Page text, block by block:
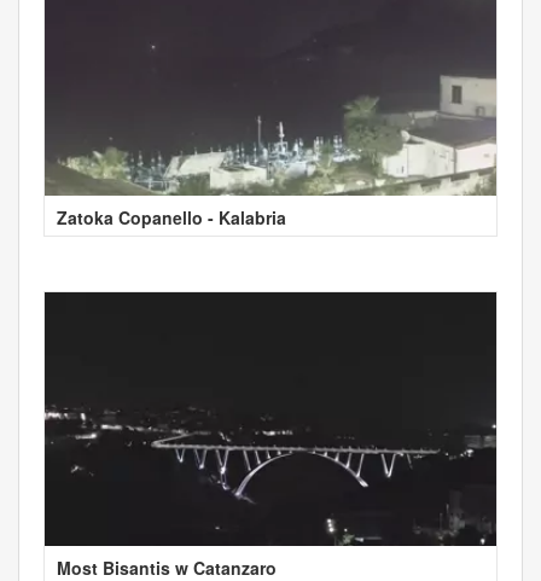
Zatoka Copanello - Kalabria
Most Bisantis w Catanzaro